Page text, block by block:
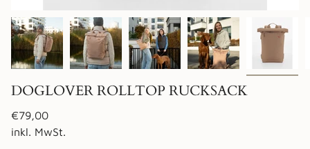
DOGLOVER ROLLTOP RUCKSACK
Regulärer
Preis
€79,00
inkl. MwSt.